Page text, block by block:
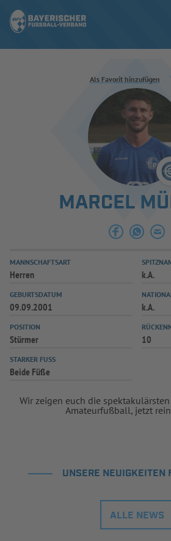
ERGEBNISSE & WETTBEWERBE
SPIELBETRIEB & VERBANDSLEBEN
AUSBILDUNG & FÖRDERUNG
Als Favorit hinzufügen
MARCEL
MANNSCHAFTSART
Herren k.A.
GEBURTSDATUM
09.09.2001 k.A.
POSITION
Stürmer 10
STARKER FUSS
Beide Füße
Wir zeigen euch die spektakulärsten
Amateurfußball, jetzt
UNSERE NEUIGKEITEN
ALLE NEWS